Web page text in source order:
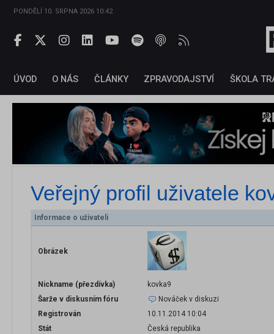
PONDĚLÍ 10. SRPNA 2026 10:42
ÚVOD O NÁS ČLÁNKY ZPRAVODAJSTVÍ ŠKOLA
Veřejný profil uživatele
Informace o uživateli
Obrázek
Nickname (přezdívka)
kovka9
Šarže v diskusním fóru
Nováček v diskuzi
Registrován
10.11.2014 10:04
Stát
Česká republika